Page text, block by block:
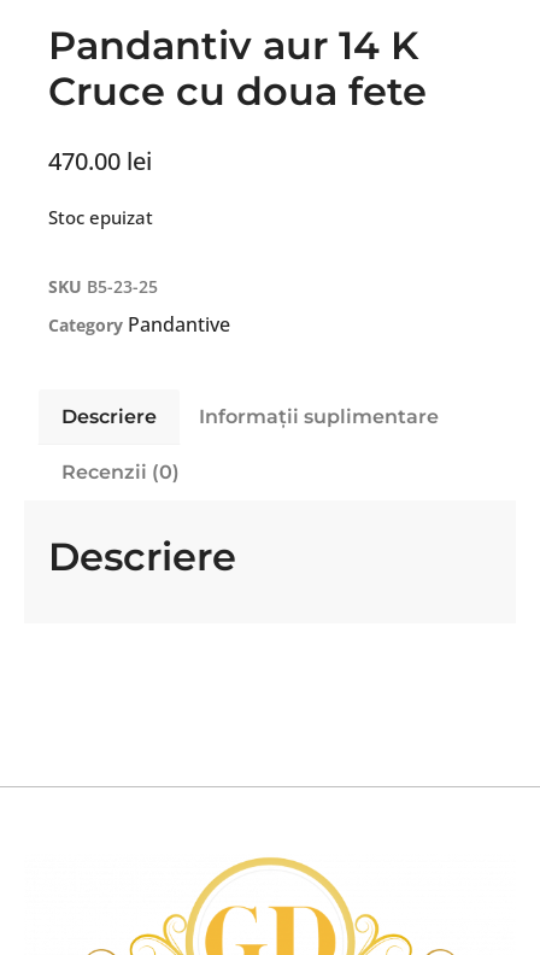
Pandantiv aur 14 K
Cruce cu doua fete
470.00 lei
Stoc epuizat
SKU B5-23-25
Category Pandantive
Descriere Informații suplimentare
Recenzii (0)
Descriere